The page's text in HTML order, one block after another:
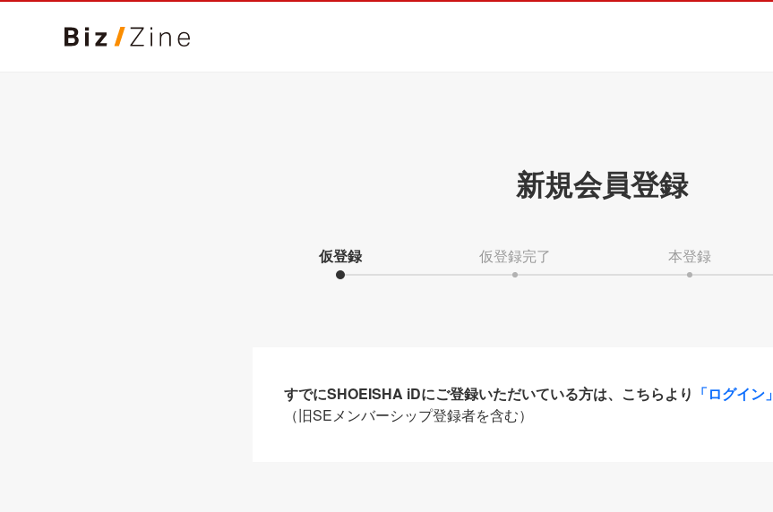
新規会員登録
仮登録 仮登録完了 本登録
すでにSHOEISHA iDにご登録いただいている方は、こちらより 「ログイン」
（旧SEメンバーシップ登録者を含む）